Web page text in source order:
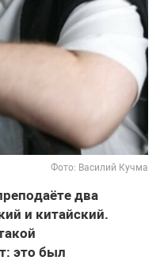
Фото: Василий Кучма
два
и китайский.
это был